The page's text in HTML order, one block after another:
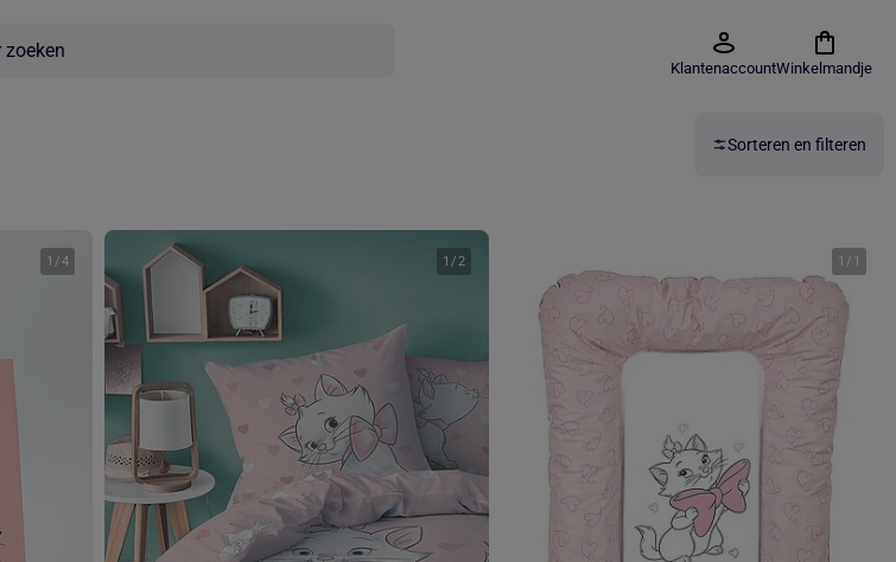
KlantenaccountWinkelmandje
Sorteren en filteren
1 /4 1 /2 1 / 1